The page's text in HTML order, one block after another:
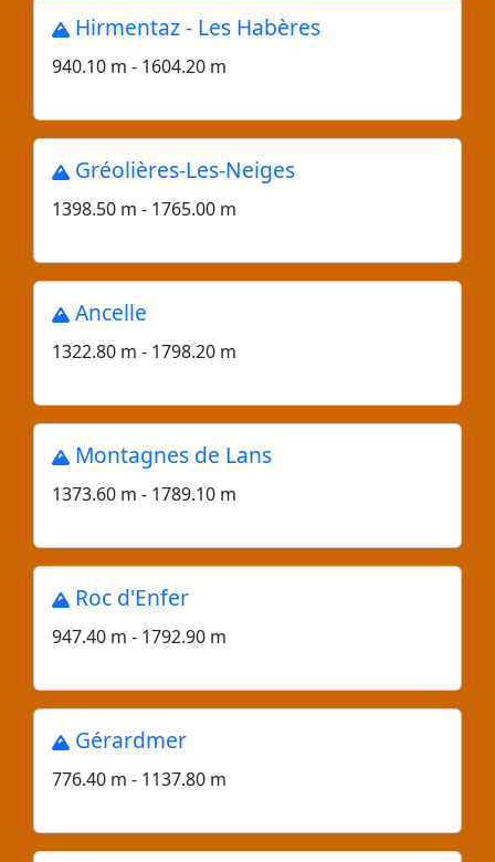
Hirmentaz - Les Habères
940.10 m - 1604.20 m
Gréolières-Les-Neiges
1398.50 m - 1765.00 m
Ancelle
1322.80 m - 1798.20 m
Montagnes de Lans
1373.60 m - 1789.10 m
Roc d'Enfer
947.40 m - 1792.90 m
Gérardmer
776.40 m - 1137.80 m